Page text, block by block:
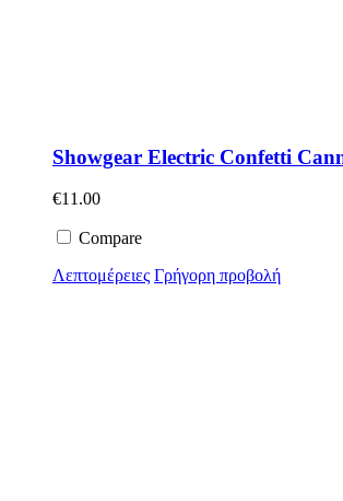
Showgear Electric Confetti
€11.00
Compare
Λεπτομέρειες Γρήγορη προβολή